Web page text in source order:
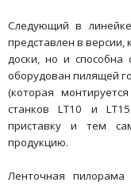
Следующий в
представлен в версии,
доски, но и способна
оборудован пилящей
(которая
станков LT10 и
приставку и тем
продукцию.
Ленточная